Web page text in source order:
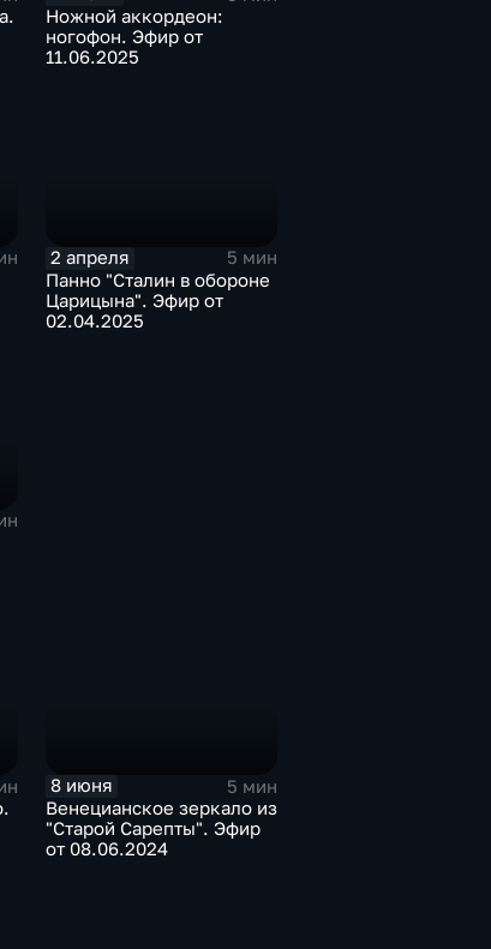
Ножной аккордеон:
ногофон. Эфир от
11.06.2025
2 апреля
5 мин
Панно "Сталин в обороне
Царицына". Эфир от
02.04.2025
8 июня
5 мин
Венецианское зеркало из
"Старой Сарепты". Эфир
от 08.06.2024